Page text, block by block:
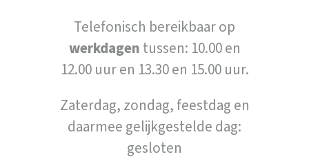
Telefonisch bereikbaar op
werkdagen tussen: 10.00 en
12.00 uur en 13.30 en 15.00 uur.
Zaterdag, zondag, feestdag en
daarmee gelijkgestelde dag:
gesloten